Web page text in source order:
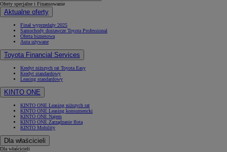
Oferty specjalne i Finansowanie
Aktualne oferty
Finał wyprzedaży 2025
Samochody dostawcze Toyota Professional
Oferta biznesowa
Auta używane
Toyota Financial Services
Kredyt niższych rat Toyota Easy
Kredyt standardowy
Leasing standardowy
KINTO ONE
KINTO ONE Leasing niższych rat
KINTO ONE Leasing konsumencki
KINTO ONE Najem
KINTO ONE Zarządzanie flotą
KINTO Mobility
Dla właścicieli
Dla właścicieli